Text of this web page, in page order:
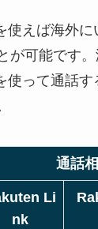
使えば海外
が可能です。
使って通話
通話
Li
nk